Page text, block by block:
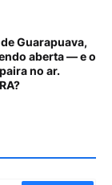
Guarapuava,
aberta — e o
no ar.